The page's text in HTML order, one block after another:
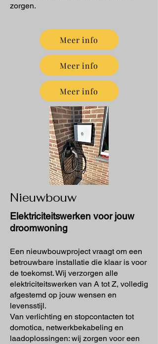
zorgen.
Meer info
Meer info
Meer info
Nieuwbouw
Elektriciteitswerken voor jouw
droomwoning
Een nieuwbouwproject vraagt om een
betrouwbare installatie die klaar is voor
de toekomst. Wij verzorgen alle
elektriciteitswerken van A tot Z, volledig
afgestemd op jouw wensen en
levensstijl.
Van verlichting en stopcontacten tot
domotica, netwerkbekabeling en
laadoplossingen: wij zorgen voor een